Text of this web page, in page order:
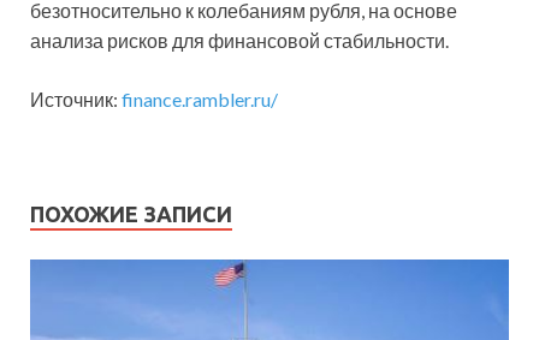
безотносительно к колебаниям рубля, на основе
анализа рисков для финансовой стабильности.
Источник: finance.rambler.ru/
ПОХОЖИЕ ЗАПИСИ